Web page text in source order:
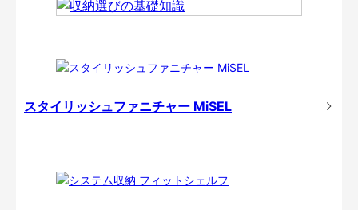
スタイリッシュファニチャー MiSEL